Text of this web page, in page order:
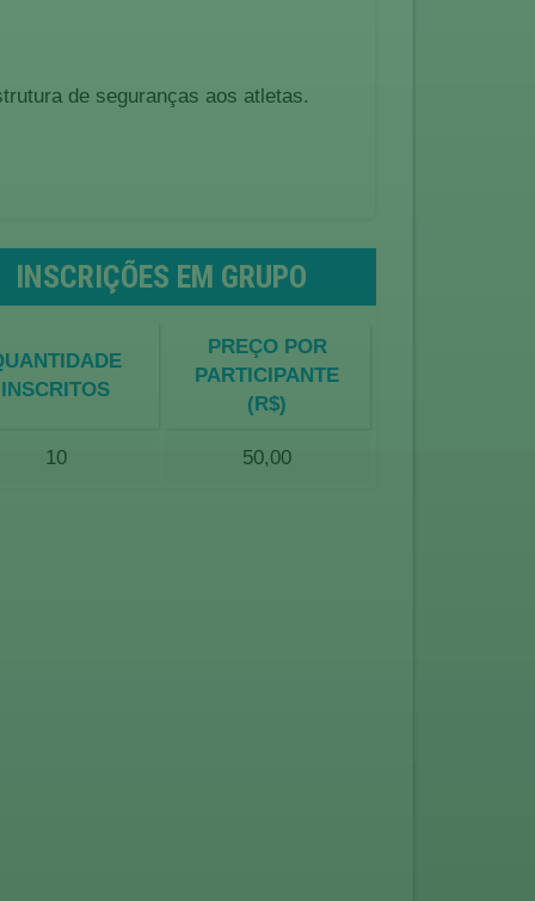
de seguranças aos atletas.
INSCRIÇÕES EM GRUPO
INSCRITOS
PREÇO POR
PARTICIPANTE
(R$)
10 50,00